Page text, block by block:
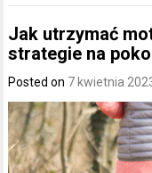
Jak utrzymać
strategie na
Posted on 7 kwietnia